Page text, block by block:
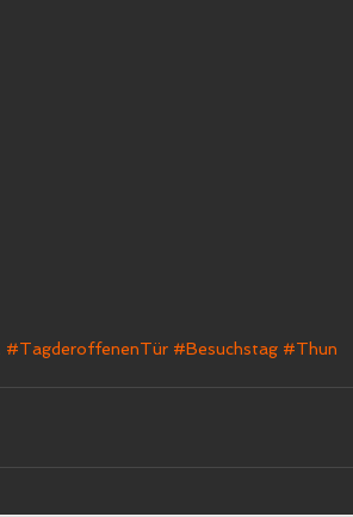
#TagderoffenenTür #Besuchstag #Thun